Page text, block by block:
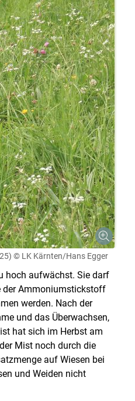
content
© LK Kärnten/Hans Egger
hoch aufwächst. Sie darf
der Ammoniumstickstoff
werden. Nach der
und das Überwachsen,
hat sich im Herbst am
Mist noch durch die
auf Wiesen bei
und Weiden nicht